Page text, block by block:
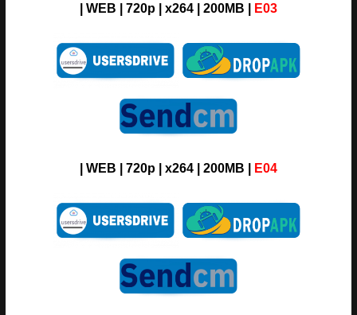
WEB | 720p | x264 | 200MB E03
WEB | 720p | x264 | 200MB E04